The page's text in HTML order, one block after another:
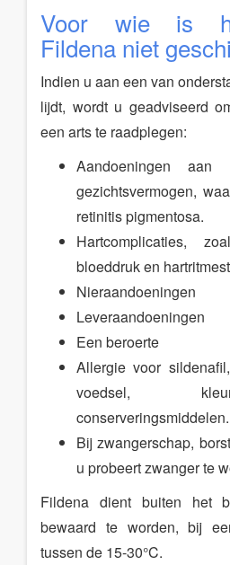
Voor wie is
Fildena niet
Indien u aan een van
lijdt, wordt u geadviseerd
een arts te raadplegen:
Aandoeningen
gezichtsvermogen,
retinitis pigmentosa.
Hartcomplicaties,
bloeddruk en
Nieraandoeningen
Leveraandoeningen
Een beroerte
Allergie voor
voedsel,
conserveringsmiddelen.
Bij zwangerschap,
u probeert zwanger te
Fildena dient buiten het
bewaard te worden, bij
tussen de 15-30°C.